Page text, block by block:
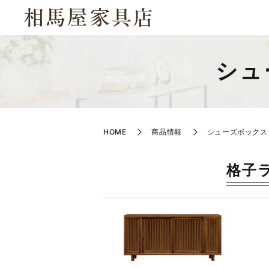
シ
HOME 商品情報 シューズボック
格子